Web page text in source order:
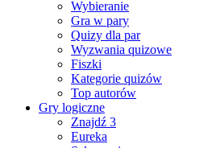
Wybieranie
Gra w pary
Quizy dla par
Wyzwania quizowe
Fiszki
Kategorie quizów
Top autorów
Gry logiczne
Znajdź 3
Eureka